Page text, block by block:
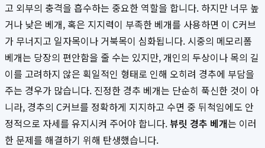
고 외부의 충격을 흡수하는 중요한 역할을 합니다. 하지만 너무 높
거나 낮은 베개, 혹은 지지력이 부족한 베개를 사용하면 이 C커브
가 무너지고 일자목이나 거북목이 심화됩니다. 시중의 메모리폼
베개는 당장의 편안함을 줄 수는 있지만, 개인의 두상이나 목의 길
이를 고려하지 않은 획일적인 형태로 인해 오히려 경추에 부담을
주는 경우가 많습니다. 진정한 경추 베개는 단순히 푹신한 것이 아
니라, 경추의 C커브를 정확하게 지지하고 수면 중 뒤척임에도 안
정적으로 자세를 유지시켜 주어야 합니다.뷰릿 경추 베개는 이러
한 문제를 해결하기 위해 탄생했습니다.